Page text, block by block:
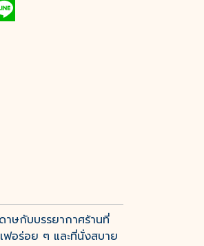
าษกับบรรยากาศร้านที่
ฟอร่อย ๆ และที่นั่งสบาย